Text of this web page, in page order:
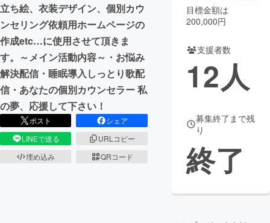
CAMPFIREふるさと納税machi-ya コミュニティ
立ち絵、衣装デザイン、個別カウ
ンセリング依頼用ホームページの
作成etc…に使用させて頂きま
す。～メイン活動内容～・お悩み
解決配信・睡眠導入しっとり歌配
信・あなたの個別カウンセラー 私
の夢、応援して下さい！
ポスト
シェア
LINEで送る
URLコピー
埋め込み
QRコード
目標金額は
200,000円
支援者数
12人
募集終了まで残
り
終了